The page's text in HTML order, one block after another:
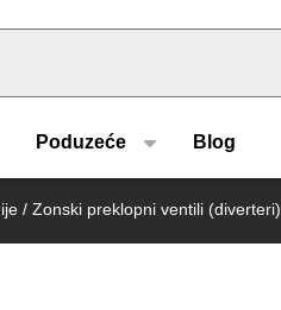
Poduzeće Blog
/ Zonski preklopni ventili (diverteri)